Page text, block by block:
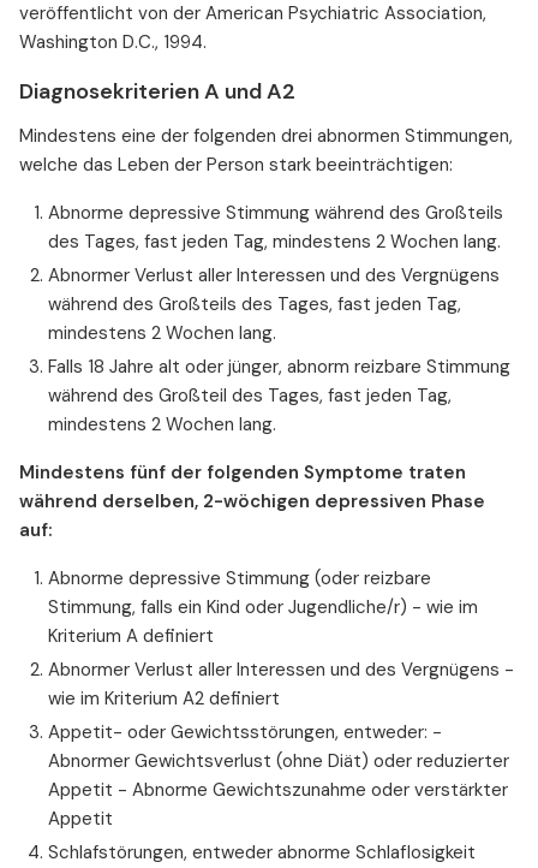
veröffentlicht von der American Psychiatric Association,
Washington D.C., 1994.
Diagnosekriterien A und A2
Mindestens eine der folgenden drei abnormen Stimmungen,
welche das Leben der Person stark beeinträchtigen:
Abnorme depressive Stimmung während des Großteils
des Tages, fast jeden Tag, mindestens 2 Wochen lang.
Abnormer Verlust aller Interessen und des Vergnügens
während des Großteils des Tages, fast jeden Tag,
mindestens 2 Wochen lang.
Falls 18 Jahre alt oder jünger, abnorm reizbare Stimmung
während des Großteil des Tages, fast jeden Tag,
mindestens 2 Wochen lang.
Mindestens fünf der folgenden Symptome traten
während derselben, 2-wöchigen depressiven Phase
auf:
Abnorme depressive Stimmung (oder reizbare
Stimmung, falls ein Kind oder Jugendliche/r) - wie im
Kriterium A definiert
Abnormer Verlust aller Interessen und des Vergnügens -
wie im Kriterium A2 definiert
Appetit- oder Gewichtsstörungen, entweder: -
Abnormer Gewichtsverlust (ohne Diät) oder reduzierter
Appetit - Abnorme Gewichtszunahme oder verstärkter
Appetit
Schlafstörungen, entweder abnorme Schlaflosigkeit